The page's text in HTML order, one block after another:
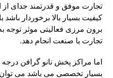
تجارت موفق و قدرتمند جدای از
کیفیت بسیار بالا برخوردار باشد
برون مرزی فعالیتی موثر توجه
تجارت یا صنعت انجام دهد.
اما مراکز پخش نانو گرافن
بسیار تخصصی می باشد می